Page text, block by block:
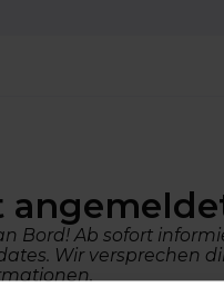
Bord! Ab sofort
Wir versprechen